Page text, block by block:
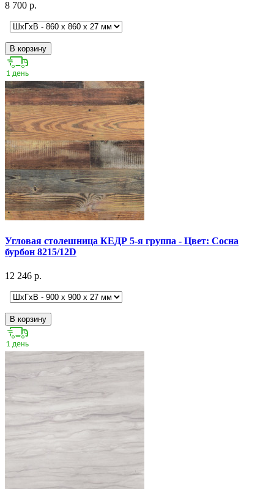
8 700 р.
В корзину
Угловая столешница КЕДР 5-я группа - Цвет: Сосна
бурбон 8215/12D
12 246 р.
В корзину